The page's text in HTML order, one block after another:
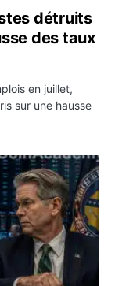
détruits
des taux
en juillet,
sur une hausse
prévenir la